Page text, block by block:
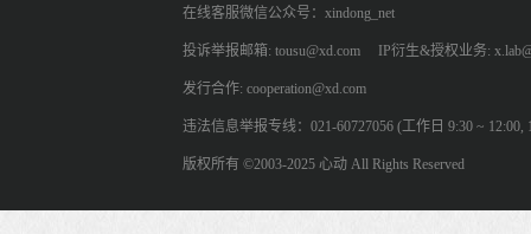
在线客服微信公众号：xindong_net
投诉举报邮箱: tousu@xd.com IP衍生&授权业务:
发行合作: cooperation@xd.com
违法信息举报专线：021-60727056 (工作日 9:30 ~ 12:00,
版权所有 ©2003-2025 心动 All Rights Reserved